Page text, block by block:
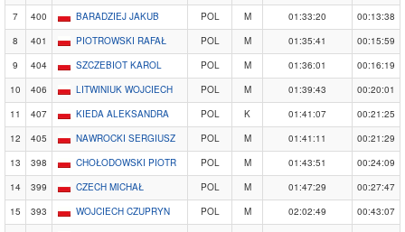
7
400 BARADZIEJ JAKUB POL M 01:33:20
00:13:38
8
401 PIOTROWSKI RAFAŁ POL M 01:35:41
00:15:59
9
404 SZCZEBIOT KAROL POL M 01:36:01
00:16:19
10
406 LITWINIUK WOJCIECH POL M 01:39:43
00:20:01
11
407 KIEDA ALEKSANDRA POL K 01:41:07
00:21:25
12
405 NAWROCKI SERGIUSZ POL M 01:41:11
00:21:29
13
398 CHOŁODOWSKI PIOTR POL M 01:43:51
00:24:09
14
399 CZECH MICHAŁ POL M 01:47:29
00:27:47
15
393 WOJCIECH CZUPRYN POL M 02:02:49
00:43:07